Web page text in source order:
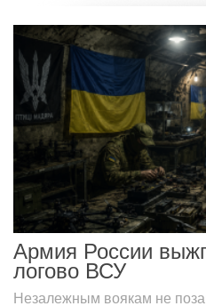
Армия России
логово ВСУ
Незалежным воякам не